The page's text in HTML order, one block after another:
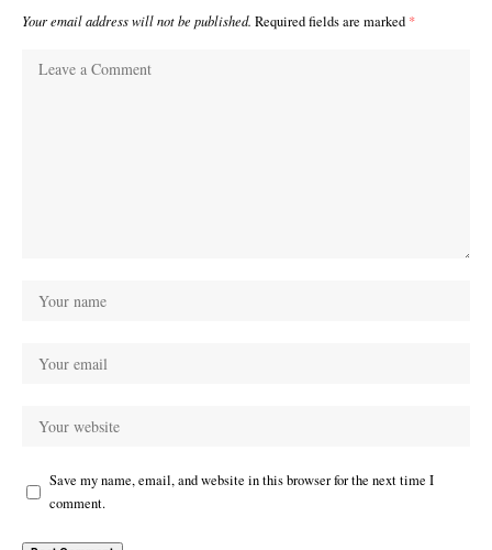
Your email address will not be published. Required fields are marked *
Save my name, email, and website in this browser for the next time I
comment.